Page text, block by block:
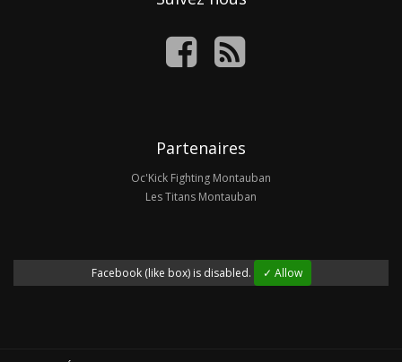
Partenaires
Oc'Kick Fighting Montauban
Les Titans Montauban
Facebook (like box) is disabled. ✓ Allow